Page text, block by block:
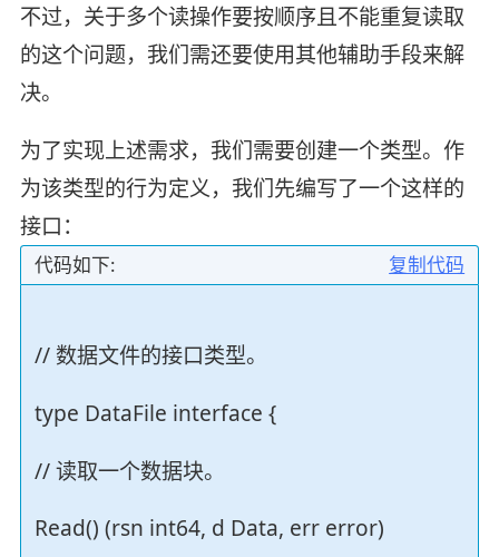
不过，关于多个读操作要按顺序且不能重复读取
的这个问题，我们需还要使用其他辅助手段来解
决。
为了实现上述需求，我们需要创建一个类型。作
为该类型的行为定义，我们先编写了一个这样的
接口：
复制代码
代码如下:
// 数据文件的接口类型。
type DataFile interface {
// 读取一个数据块。
Read() (rsn int64, d Data, err error)